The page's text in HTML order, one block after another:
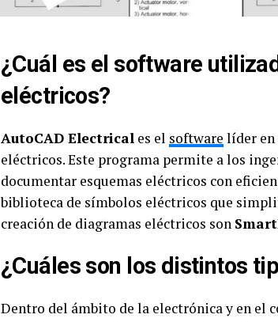
¿Cuál es el software
eléctricos?
AutoCAD Electrical es el software líder en
eléctricos. Este programa permite a los
documentar esquemas eléctricos con
biblioteca de símbolos eléctricos que
creación de diagramas eléctricos son
¿Cuáles son los distintos
Dentro del ámbito de la electrónica y en el